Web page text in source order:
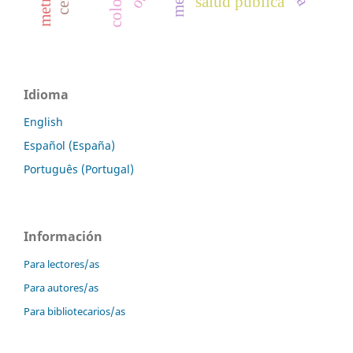
Idioma
English
Español (España)
Português (Portugal)
Información
Para lectores/as
Para autores/as
Para bibliotecarios/as